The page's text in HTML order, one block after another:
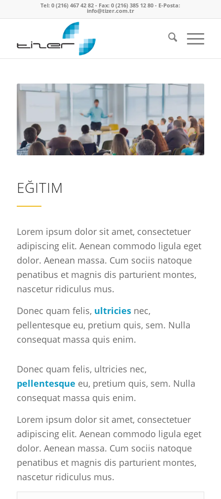
Tel: 0 (216) 467 42 82 - Fax: 0 (216) 385 12 80 - E-Posta:
info@tizer.com.tr
EĞITIM
Lorem ipsum dolor sit amet, consectetuer
adipiscing elit. Aenean commodo ligula eget
dolor. Aenean massa. Cum sociis natoque
penatibus et magnis dis parturient montes,
nascetur ridiculus mus.
Donec quam felis, ultriciesnec,
pellentesque eu, pretium quis, sem. Nulla
consequat massa quis enim.
Donec quam felis, ultricies nec,
pellentesque eu, pretium quis, sem. Nulla
consequat massa quis enim.
Lorem ipsum dolor sit amet, consectetuer
adipiscing elit. Aenean commodo ligula eget
dolor. Aenean massa. Cum sociis natoque
penatibus et magnis dis parturient montes,
nascetur ridiculus mus.